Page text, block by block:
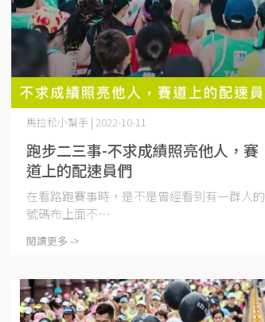
跑步二三事-不求成績照亮他人，賽
道上的配速員們
馬拉松小幫手 | 2022-10-11
在看路跑賽事時，是不是曾經看到有一群人的
號碼布上面不⋯
閱讀更多 ->